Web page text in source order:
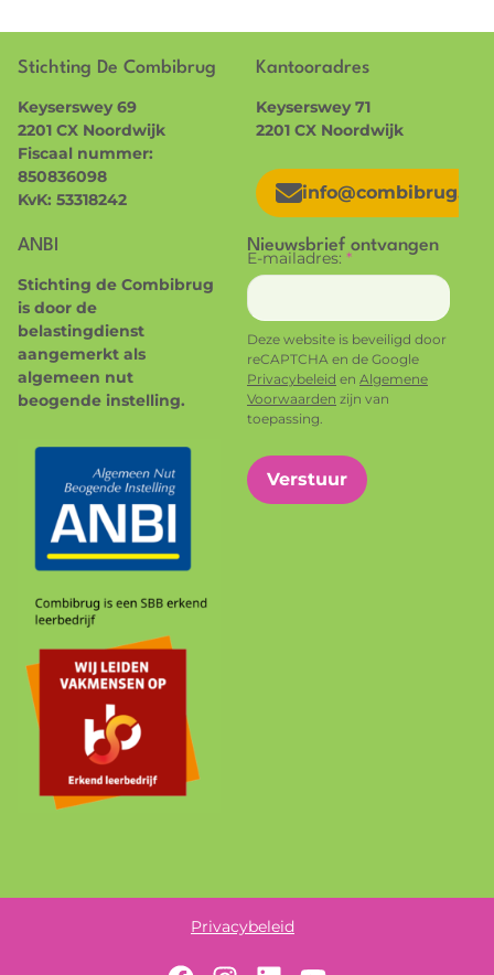
Stichting De Combibrug
Keyserswey 69
2201 CX Noordwijk
Fiscaal nummer:
850836098
KvK: 53318242
Kantooradres
Keyserswey 71
2201 CX Noordwijk
info@combibrug.nl
ANBI
Stichting de Combibrug
is door de
belastingdienst
aangemerkt als
algemeen nut
beogende instelling.
Nieuwsbrief ontvangen
E-mailadres: *
Deze website is beveiligd door
reCAPTCHA en de Google
Privacybeleid en Algemene
Voorwaarden zijn van
toepassing.
Verstuur
Privacybeleid